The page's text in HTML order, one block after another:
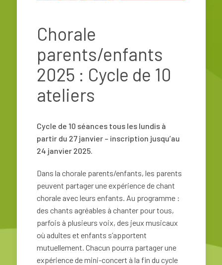
Chorale
parents/enfants
2025 : Cycle de 10
ateliers
Cycle de 10 séances tous les lundis à
partir du 27 janvier – inscription jusqu’au
24 janvier 2025.
Dans la chorale parents/enfants, les parents
peuvent partager une expérience de chant
chorale avec leurs enfants. Au programme :
des chants agréables à chanter pour tous,
parfois à plusieurs voix, des jeux musicaux
où adultes et enfants s’apportent
mutuellement. Chacun pourra partager une
expérience de mini-concert à la fin du cycle